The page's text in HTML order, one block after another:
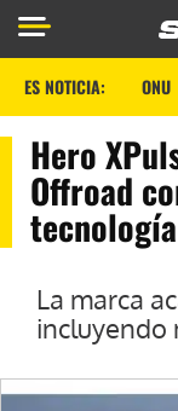
ES NOTICIA: ONU
Hero
Offroad
tecnología
La marca
incluyendo